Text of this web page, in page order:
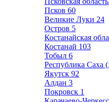
Псков 60
Великие Луки 24
Остров 5
Костанайская
Костанай 103
Тобыл 6
Республика Саха
Якутск 92
Алдан 3
Покровск 1